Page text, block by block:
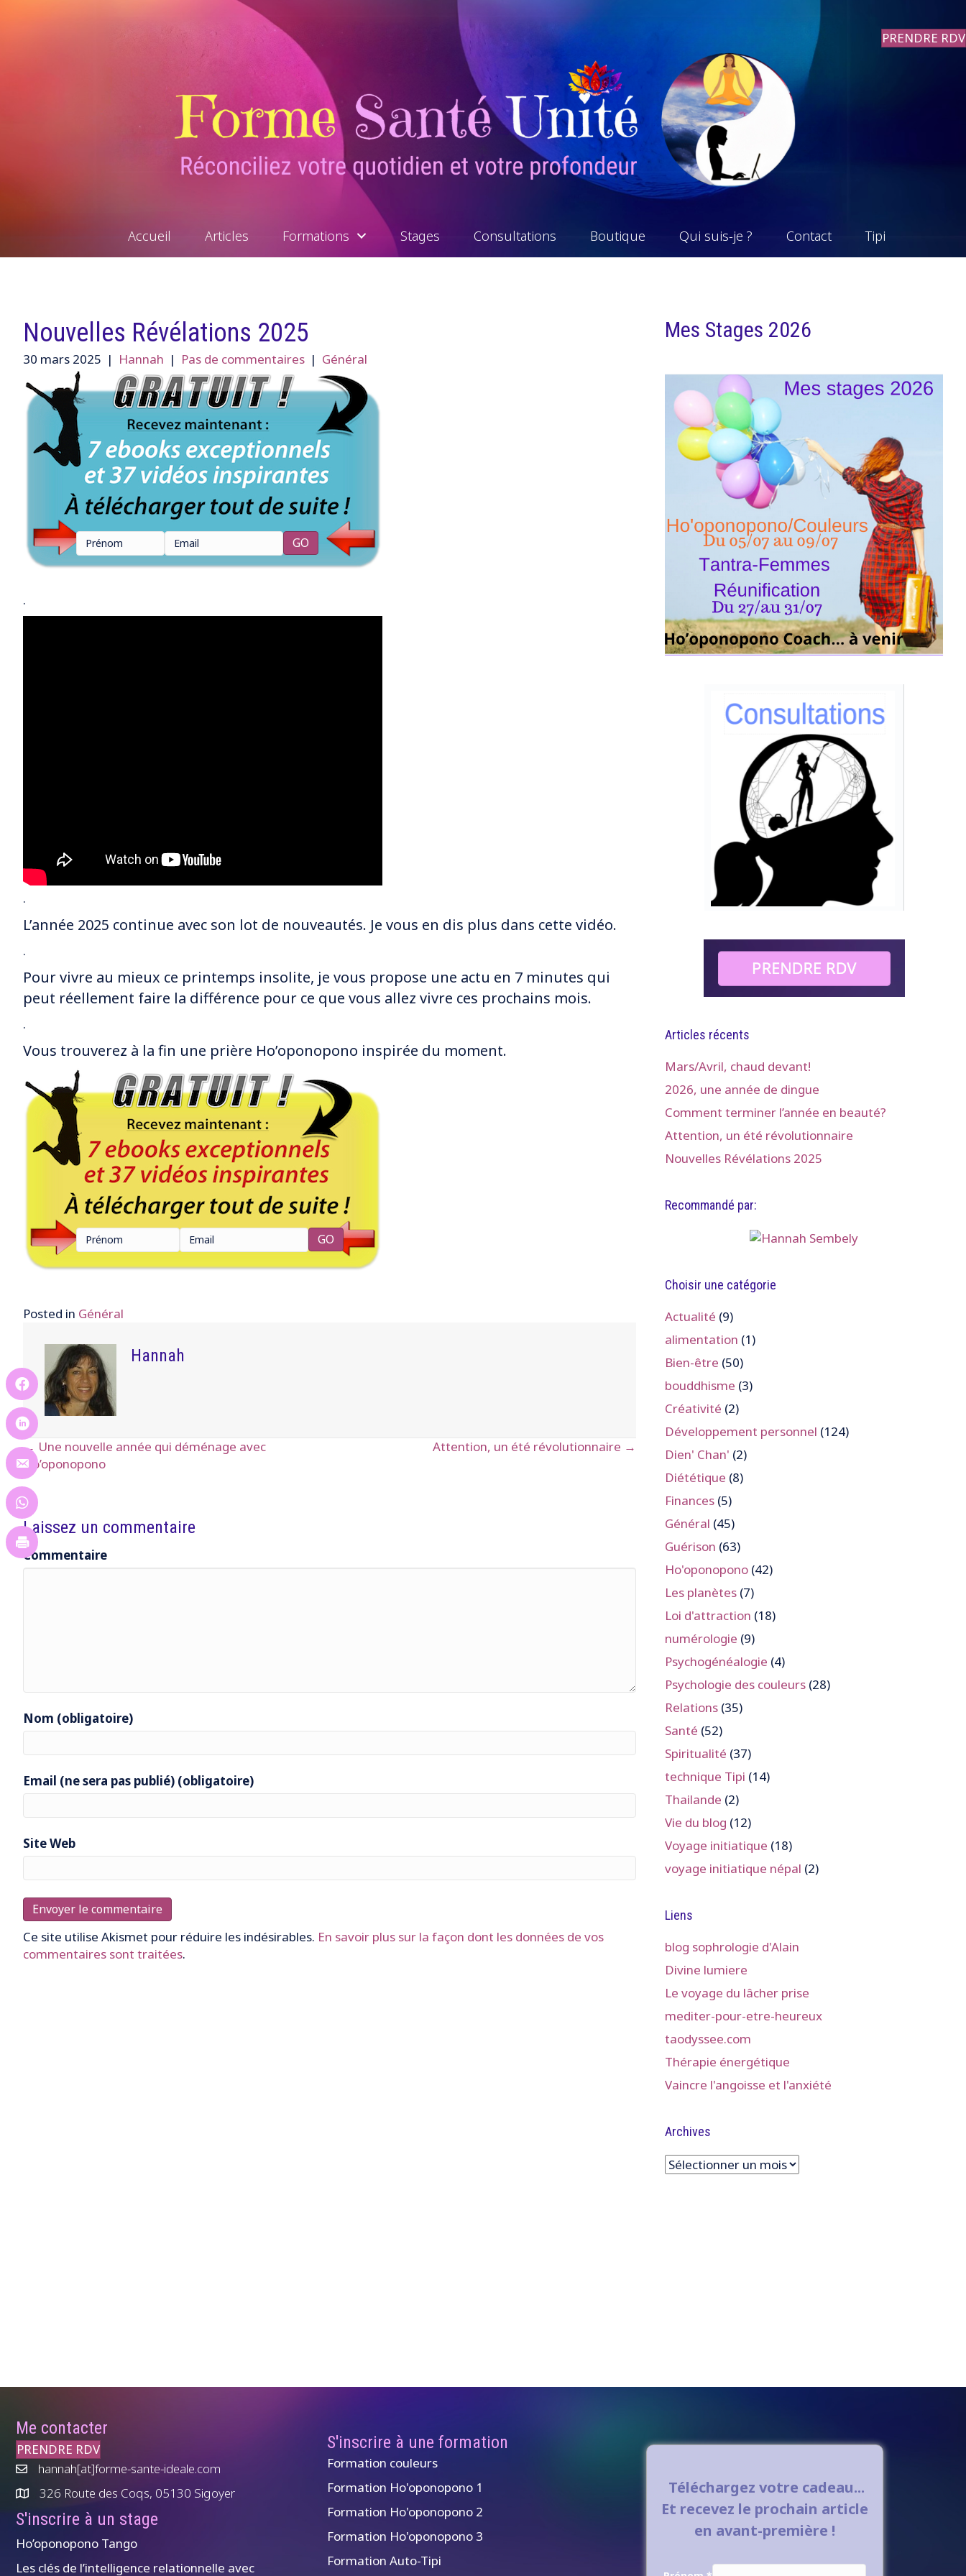
PRENDRE RDV
Accueil Articles Formations Stages Consultations Boutique Qui suis-je ? Contact Tipi
Nouvelles Révélations 2025
30 mars 2025 | Hannah | Pas de commentaires | Général
.
.
L’année 2025 continue avec son lot de nouveautés. Je vous en dis plus dans cette vidéo.
.
Pour vivre au mieux ce printemps insolite, je vous propose une actu en 7 minutes qui
peut réellement faire la différence pour ce que vous allez vivre ces prochains mois.
.
Vous trouverez à la fin une prière Ho’oponopono inspirée du moment.
Posted in Général
Hannah
Posts
navigation
← Une nouvelle année qui déménage avec
Ho’oponopono
Attention, un été révolutionnaire →
Laissez un commentaire
Commentaire
Nom (obligatoire)
Email (ne sera pas publié) (obligatoire)
Site Web
Ce site utilise Akismet pour réduire les indésirables. En savoir plus sur la façon dont les données de vos
commentaires sont traitées.
Mes Stages 2026
Articles récents
Mars/Avril, chaud devant!
2026, une année de dingue
Comment terminer l’année en beauté?
Attention, un été révolutionnaire
Nouvelles Révélations 2025
Recommandé par:
Choisir une catégorie
Actualité (9)
alimentation (1)
Bien-être (50)
bouddhisme (3)
Créativité (2)
Développement personnel (124)
Dien' Chan' (2)
Diététique (8)
Finances (5)
Général (45)
Guérison (63)
Ho'oponopono (42)
Les planètes (7)
Loi d'attraction (18)
numérologie (9)
Psychogénéalogie (4)
Psychologie des couleurs (28)
Relations (35)
Santé (52)
Spiritualité (37)
technique Tipi (14)
Thailande (2)
Vie du blog (12)
Voyage initiatique (18)
voyage initiatique népal (2)
Liens
blog sophrologie d'Alain
Divine lumiere
Le voyage du lâcher prise
mediter-pour-etre-heureux
taodyssee.com
Thérapie énergétique
Vaincre l'angoisse et l'anxiété
Archives
Archives
Me contacter
PRENDRE RDV
hannah[at]forme-sante-ideale.com
326 Route des Coqs, 05130 Sigoyer
S'inscrire à un stage
Ho’oponopono Tango
Les clés de l’intelligence relationnelle avec
S'inscrire à une formation
Formation couleurs
Formation Ho'oponopono 1
Formation Ho'oponopono 2
Formation Ho'oponopono 3
Formation Auto-Tipi
Téléchargez votre cadeau...
Et recevez le prochain article
en avant-première !